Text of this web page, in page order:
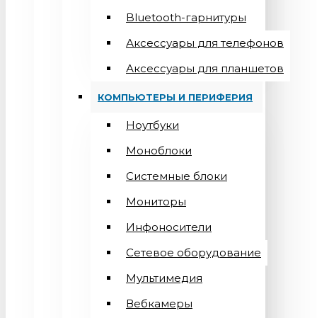
Bluetooth-гарнитуры
Аксессуары для телефонов
Аксессуары для планшетов
КОМПЬЮТЕРЫ И ПЕРИФЕРИЯ
Ноутбуки
Моноблоки
Системные блоки
Мониторы
Инфоносители
Сетевое оборудование
Мультимедия
Вебкамеры